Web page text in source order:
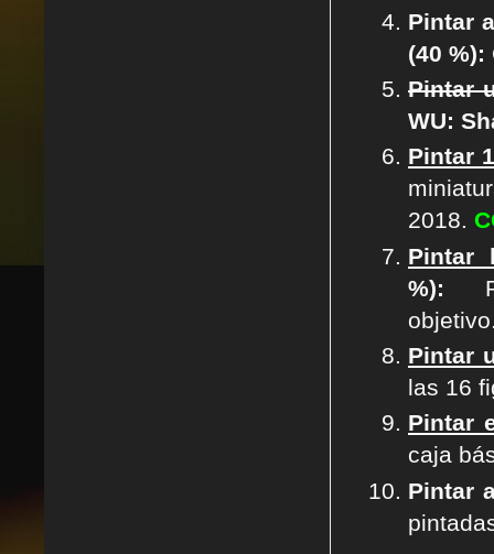
Pintar
(40 %):
Pintar
WU:
Pintar
2018.
Pintar
%):
Pintar
las 16
Pintar
caja
Pintar